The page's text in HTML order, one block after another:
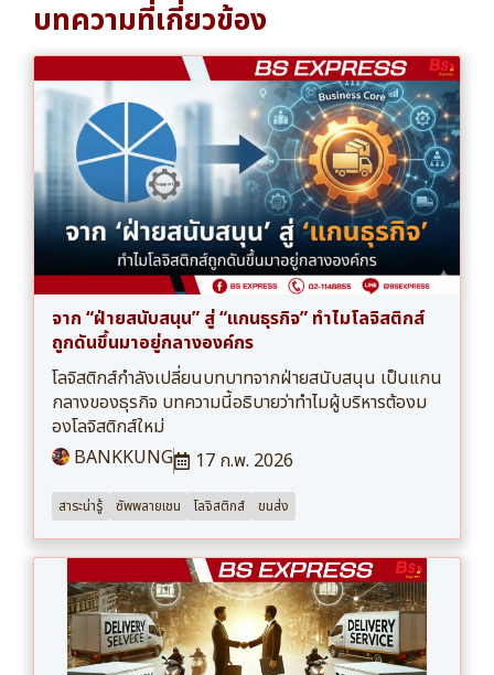
บทความที่เกี่ยวข้อง
จาก “ฝ่ายสนับสนุน” สู่ “แกนธุรกิจ” ทำไมโลจิสติกส์
ถูกดันขึ้นมาอยู่กลางองค์กร
โลจิสติกส์กำลังเปลี่ยนบทบาทจากฝ่ายสนับสนุน เป็นแกน
กลางของธุรกิจ บทความนี้อธิบายว่าทำไมผู้บริหารต้องม
องโลจิสติกส์ใหม่
BANKKUNG
17 ก.พ. 2026
สาระน่ารู้ ซัพพลายเชน โลจิสติกส์ ขนส่ง